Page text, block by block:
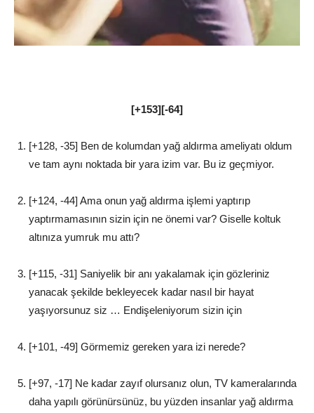
[+153][-64]
[+128, -35] Ben de kolumdan yağ aldırma ameliyatı oldum
ve tam aynı noktada bir yara izim var. Bu iz geçmiyor.
[+124, -44] Ama onun yağ aldırma işlemi yaptırıp
yaptırmamasının sizin için ne önemi var? Giselle koltuk
altınıza yumruk mu attı?
[+115, -31] Saniyelik bir anı yakalamak için gözleriniz
yanacak şekilde bekleyecek kadar nasıl bir hayat
yaşıyorsunuz siz … Endişeleniyorum sizin için
[+101, -49] Görmemiz gereken yara izi nerede?
[+97, -17] Ne kadar zayıf olursanız olun, TV kameralarında
daha yapılı görünürsünüz, bu yüzden insanlar yağ aldırma